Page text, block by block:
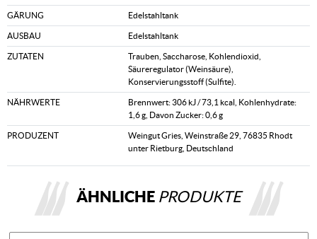
GÄRUNG Edelstahltank
AUSBAU Edelstahltank
ZUTATEN
Trauben, Saccharose, Kohlendioxid,
Säureregulator (Weinsäure),
Konservierungsstoff (Sulfite).
NÄHRWERTE
Brennwert: 306 kJ / 73,1 kcal, Kohlenhydrate:
1,6 g, Davon Zucker: 0,6 g
PRODUZENT
Weingut Gries, Weinstraße 29, 76835 Rhodt
unter Rietburg, Deutschland
ÄHNLICHE PRODUKTE